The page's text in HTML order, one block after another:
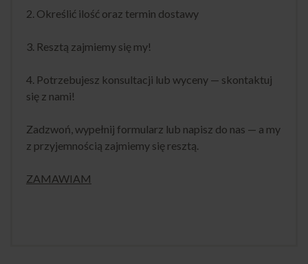
2. Określić ilość oraz termin dostawy
3. Resztą zajmiemy się my!
4. Potrzebujesz konsultacji lub wyceny — skontaktuj
się z nami!
Zadzwoń, wypełnij formularz lub napisz do nas — a my
z przyjemnością zajmiemy się resztą.
ZAMAWIAM